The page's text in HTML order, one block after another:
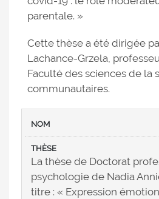
parentale. »
Cette thèse a été dirigée
Lachance-Grzela,
Faculté des sciences de la
communautaires.
La thèse de Doctorat
psychologie de Nadia
titre : « Expression